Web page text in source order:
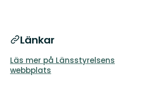
Länkar
Läs mer på Länsstyrelsens
webbplats